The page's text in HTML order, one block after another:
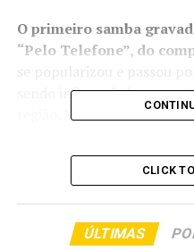
O primeiro samba
“Pelo Telefone”, do
sendo influenciado por
região. Nascido da cultura
associado à marginalidade.
samba e acompanhou
sambista relata um
CLICK
ÚLTIMAS